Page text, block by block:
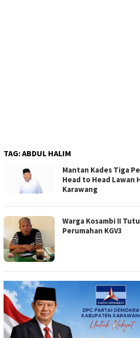
TAG:ABDUL HALIM
Mantan Kades Tiga
Head to Head Lawan
Karawang
Warga Kosambi II
Perumahan KGV3